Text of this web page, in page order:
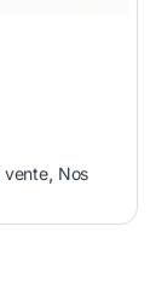
vente, Nos